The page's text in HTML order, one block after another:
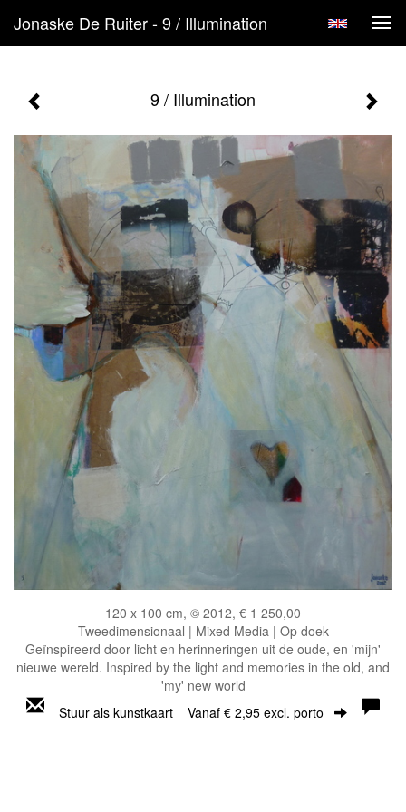
Jonaske De Ruiter - 9 / Illumination
9 / Illumination
120 x 100 cm, © 2012, € 1 250,00
Tweedimensionaal | Mixed Media | Op doek
Geïnspireerd door licht en herinneringen uit de oude, en 'mijn'
nieuwe wereld. Inspired by the light and memories in the old, and
'my' new world
Stuur als kunstkaart Vanaf € 2,95 excl. porto